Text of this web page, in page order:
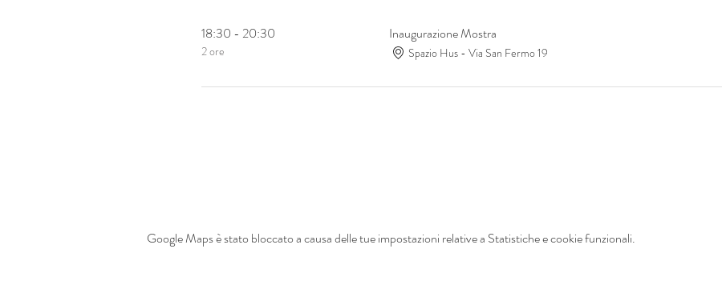
18:30 - 20:30
2 ore
Inaugurazione Mostra
Spazio Hus - Via San Fermo 19
Google Maps è stato bloccato a causa delle tue impostazioni relative a Statistiche e cookie funzionali.